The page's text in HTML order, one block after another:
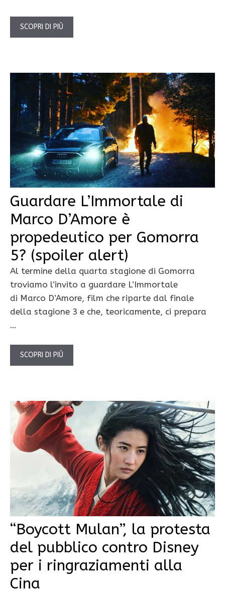
SCOPRI DI PIÙ
Guardare L’Immortale di
Marco D’Amore è
propedeutico per Gomorra
5? (spoiler alert)
Al termine della quarta stagione di Gomorra
troviamo l’invito a guardare L’Immortale
di Marco D’Amore, film che riparte dal finale
della stagione 3 e che, teoricamente, ci prepara
…
SCOPRI DI PIÙ
“Boycott Mulan”, la protesta
del pubblico contro Disney
per i ringraziamenti alla
Cina